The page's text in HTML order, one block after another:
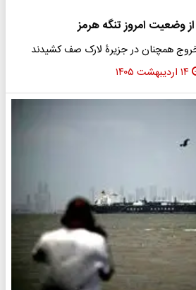
از وضعیت امروز تنگه هرمز
همچنان در جزیرۀ لارک صف کشیدند
۱۴ اردیبهشت ۱۴۰۵